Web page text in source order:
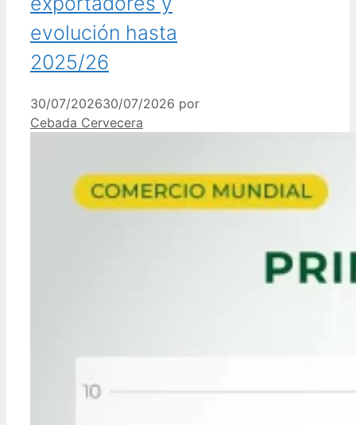
evolución hasta
2025/26
30/07/202630/07/2026 por
Cebada Cervecera